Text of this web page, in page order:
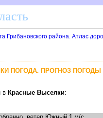
Грибановского района. Атлас
ПОГОДА. ПРОГНОЗ
Красные Выселки: